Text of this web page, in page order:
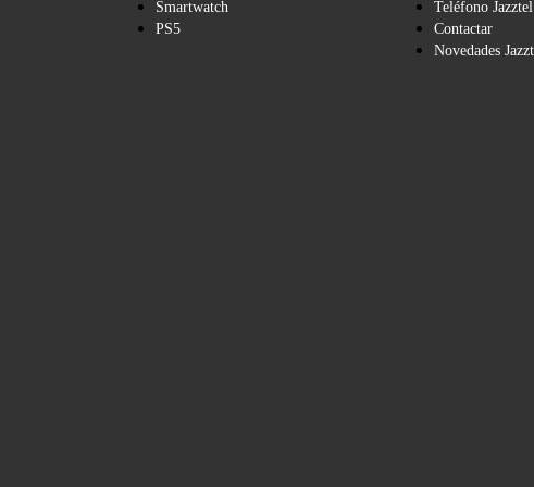
Smartwatch
PS5
Teléfono Jazztel
Contactar
Novedades